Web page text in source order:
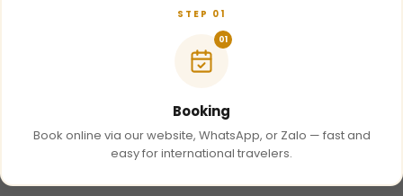
STEP 01
01
Booking
Book online via our website, WhatsApp, or Zalo — fast and
easy for international travelers.